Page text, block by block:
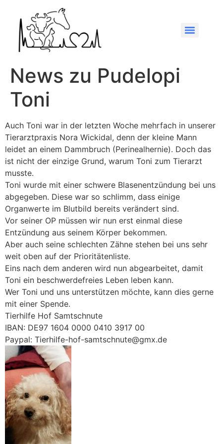
News zu Pudelopi
Toni
Auch Toni war in der letzten Woche mehrfach in unserer
Tierarztpraxis Nora Wickidal, denn der kleine Mann
leidet an einem Dammbruch (Perinealhernie). Doch das
ist nicht der einzige Grund, warum Toni zum Tierarzt
musste.
Toni wurde mit einer schwere Blasenentzündung bei uns
abgegeben. Diese war so schlimm, dass einige
Organwerte im Blutbild bereits verändert sind.
Vor seiner OP müssen wir nun erst einmal diese
Entzündung aus seinem Körper bekommen.
Aber auch seine schlechten Zähne stehen bei uns sehr
weit oben auf der Prioritätenliste.
Eins nach dem anderen wird nun abgearbeitet, damit
Toni ein beschwerdefreies Leben leben kann.
Wer Toni und uns unterstützen möchte, kann dies gerne
mit einer Spende.
Tierhilfe Hof Samtschnute
IBAN: DE97 1604 0000 0410 3917 00
Paypal: Tierhilfe-hof-samtschnute@gmx.de